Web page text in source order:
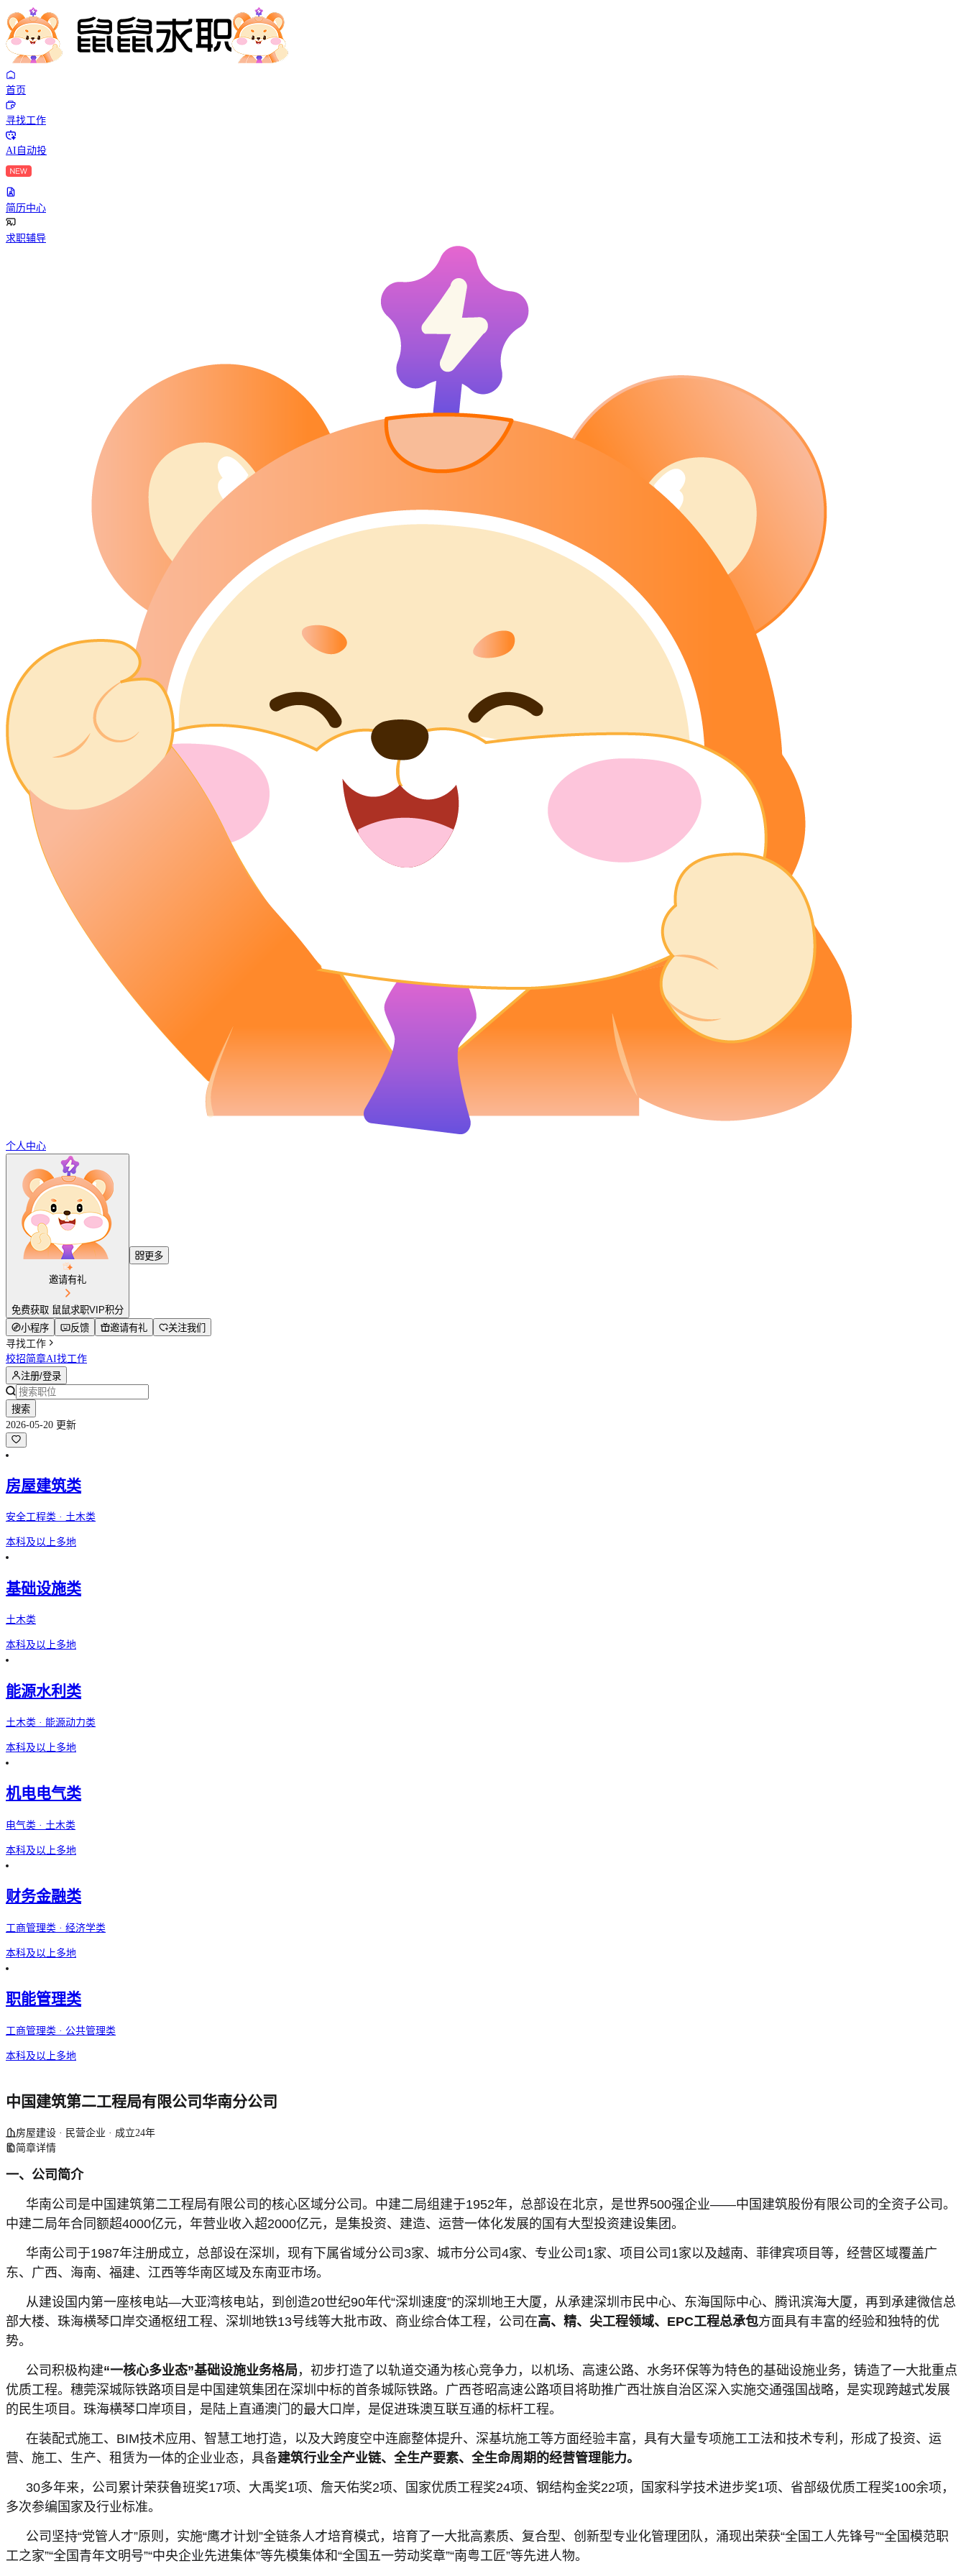
首页
寻找工作
AI自动投
简历中心
求职辅导
个人中心
邀请有礼
免费获取 鼠鼠求职VIP积分
更多
小程序 反馈 邀请有礼
关注我们
寻找工作
校招简章AI找工作
注册/登录
搜索
2026-05-20 更新
房屋建筑类
安全工程类 · 土木类
本科及以上多地
基础设施类
土木类
本科及以上多地
能源水利类
土木类 · 能源动力类
本科及以上多地
机电电气类
电气类 · 土木类
本科及以上多地
财务金融类
工商管理类 · 经济学类
本科及以上多地
职能管理类
工商管理类 · 公共管理类
本科及以上多地
中国建筑第二工程局有限公司华南分公司
房屋建设 · 民营企业 · 成立24年
简章详情
一、公司简介
华南公司是中国建筑第二工程局有限公司的核心区域分公司。中建二局组建于1952年，总部设在北京，是世界500强企业——中国建筑股份有限公司的全资子公司。
中建二局年合同额超4000亿元，年营业收入超2000亿元，是集投资、建造、运营一体化发展的国有大型投资建设集团。
华南公司于1987年注册成立，总部设在深圳，现有下属省域分公司3家、城市分公司4家、专业公司1家、项目公司1家以及越南、菲律宾项目等，经营区域覆盖广
东、广西、海南、福建、江西等华南区域及东南亚市场。
从建设国内第一座核电站—大亚湾核电站，到创造20世纪90年代“深圳速度”的深圳地王大厦，从承建深圳市民中心、东海国际中心、腾讯滨海大厦，再到承建微信总
部大楼、珠海横琴口岸交通枢纽工程、深圳地铁13号线等大批市政、商业综合体工程，公司在高、精、尖工程领域、EPC工程总承包方面具有丰富的经验和独特的优
势。
公司积极构建“一核心多业态”基础设施业务格局，初步打造了以轨道交通为核心竞争力，以机场、高速公路、水务环保等为特色的基础设施业务，铸造了一大批重点
优质工程。穗莞深城际铁路项目是中国建筑集团在深圳中标的首条城际铁路。广西苍昭高速公路项目将助推广西壮族自治区深入实施交通强国战略，是实现跨越式发展
的民生项目。珠海横琴口岸项目，是陆上直通澳门的最大口岸，是促进珠澳互联互通的标杆工程。
在装配式施工、BIM技术应用、智慧工地打造，以及大跨度空中连廊整体提升、深基坑施工等方面经验丰富，具有大量专项施工工法和技术专利，形成了投资、运
营、施工、生产、租赁为一体的企业业态，具备建筑行业全产业链、全生产要素、全生命周期的经营管理能力。
30多年来，公司累计荣获鲁班奖17项、大禹奖1项、詹天佑奖2项、国家优质工程奖24项、钢结构金奖22项，国家科学技术进步奖1项、省部级优质工程奖100余项，
多次参编国家及行业标准。
公司坚持“党管人才”原则，实施“鹰才计划”全链条人才培育模式，培育了一大批高素质、复合型、创新型专业化管理团队，涌现出荣获“全国工人先锋号”“全国模范职
工之家”“全国青年文明号”“中央企业先进集体”等先模集体和“全国五一劳动奖章”“南粤工匠”等先进人物。